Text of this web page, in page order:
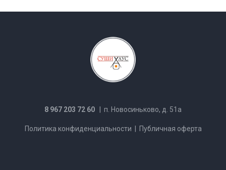
8 967 203 72 60 | п. Новосиньково, д. 51а
Политика конфиденциальности Публичная оферта